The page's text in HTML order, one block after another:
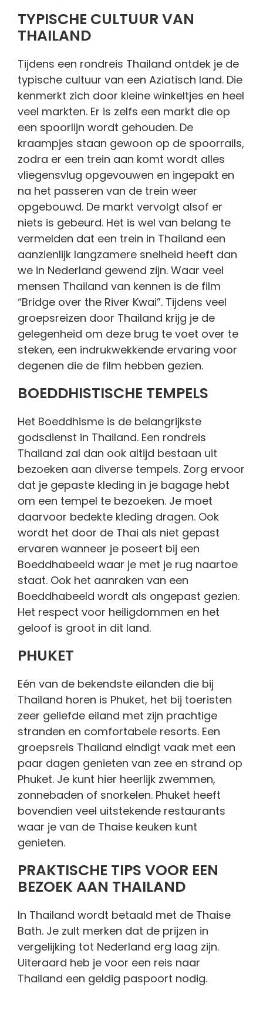
TYPISCHE CULTUUR VAN
THAILAND
Tijdens een rondreis Thailand ontdek je de
typische cultuur van een Aziatisch land. Die
kenmerkt zich door kleine winkeltjes en heel
veel markten. Er is zelfs een markt die op
een spoorlijn wordt gehouden. De
kraampjes staan gewoon op de spoorrails,
zodra er een trein aan komt wordt alles
vliegensvlug opgevouwen en ingepakt en
na het passeren van de trein weer
opgebouwd. De markt vervolgt alsof er
niets is gebeurd. Het is wel van belang te
vermelden dat een trein in Thailand een
aanzienlijk langzamere snelheid heeft dan
we in Nederland gewend zijn. Waar veel
mensen Thailand van kennen is de film
“Bridge over the River Kwai”. Tijdens veel
groepsreizen door Thailand krijg je de
gelegenheid om deze brug te voet over te
steken, een indrukwekkende ervaring voor
degenen die de film hebben gezien.
BOEDDHISTISCHE TEMPELS
Het Boeddhisme is de belangrijkste
godsdienst in Thailand. Een rondreis
Thailand zal dan ook altijd bestaan uit
bezoeken aan diverse tempels. Zorg ervoor
dat je gepaste kleding in je bagage hebt
om een tempel te bezoeken. Je moet
daarvoor bedekte kleding dragen. Ook
wordt het door de Thai als niet gepast
ervaren wanneer je poseert bij een
Boeddhabeeld waar je met je rug naartoe
staat. Ook het aanraken van een
Boeddhabeeld wordt als ongepast gezien.
Het respect voor heiligdommen en het
geloof is groot in dit land.
PHUKET
Eén van de bekendste eilanden die bij
Thailand horen is Phuket, het bij toeristen
zeer geliefde eiland met zijn prachtige
stranden en comfortabele resorts. Een
groepsreis Thailand eindigt vaak met een
paar dagen genieten van zee en strand op
Phuket. Je kunt hier heerlijk zwemmen,
zonnebaden of snorkelen. Phuket heeft
bovendien veel uitstekende restaurants
waar je van de Thaise keuken kunt
genieten.
PRAKTISCHE TIPS VOOR EEN
BEZOEK AAN THAILAND
In Thailand wordt betaald met de Thaise
Bath. Je zult merken dat de prijzen in
vergelijking tot Nederland erg laag zijn.
Uiteraard heb je voor een reis naar
Thailand een geldig paspoort nodig.